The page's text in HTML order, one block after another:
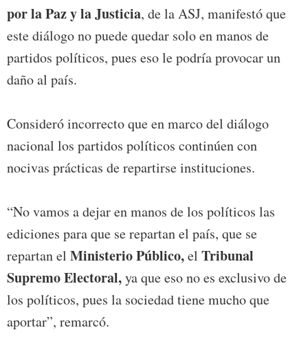
por la Paz y la Justicia, de la ASJ, manifestó que
este diálogo no puede quedar solo en manos de
partidos políticos, pues eso le podría provocar un
daño al país.
Consideró incorrecto que en marco del diálogo
nacional los partidos políticos continúen con
nocivas prácticas de repartirse instituciones.
“No vamos a dejar en manos de los políticos las
ediciones para que se repartan el país, que se
repartan el Ministerio Público,el Tribunal
Supremo Electoral,ya que eso no es exclusivo de
los políticos, pues la sociedad tiene mucho que
aportar”, remarcó.